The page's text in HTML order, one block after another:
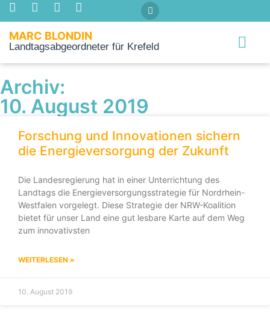
MARC BLONDIN
Landtagsabgeordneter für Krefeld
Archiv:
10. August 2019
Forschung und Innovationen sichern
die Energieversorgung der Zukunft
Die Landesregierung hat in einer Unterrichtung des
Landtags die Energieversorgungsstrategie für Nordrhein-
Westfalen vorgelegt. Diese Strategie der NRW-Koalition
bietet für unser Land eine gut lesbare Karte auf dem Weg
zum innovativsten
WEITERLESEN »
10. August 2019